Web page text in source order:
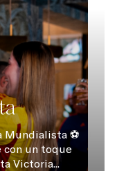
Mundialista ⚽
un toque
Victoria...